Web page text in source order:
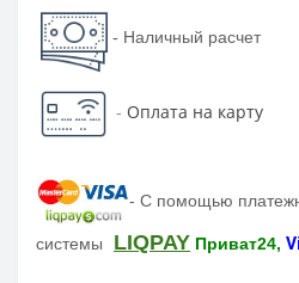
- Наличный расчет
- Оплата на карту
- С помощью
системы LIQPAY Приват24,